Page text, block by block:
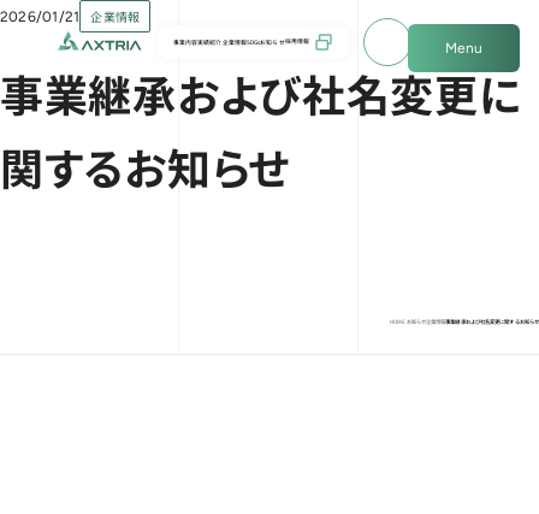
Menu
事業内容実績紹介企業情報SDGsお知らせ採用情報 select_window_2
e
a
r
お問い合わせ
2026/01/21 企業情報
事業継承および社名変更に
関するお知らせ
HOME お知らせ企業情報事業継承および社名変更に関するお知らせ